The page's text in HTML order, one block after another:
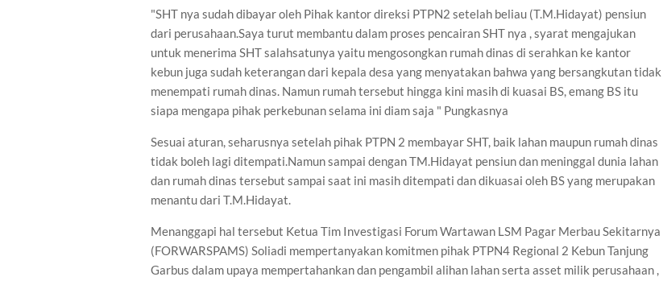
"SHT nya sudah dibayar oleh Pihak kantor direksi PTPN2 setelah beliau (T.M.Hidayat) pensiun
dari perusahaan.Saya turut membantu dalam proses pencairan SHT nya , syarat mengajukan
untuk menerima SHT salahsatunya yaitu mengosongkan rumah dinas di serahkan ke kantor
kebun juga sudah keterangan dari kepala desa yang menyatakan bahwa yang bersangkutan tidak
menempati rumah dinas. Namun rumah tersebut hingga kini masih di kuasai BS, emang BS itu
siapa mengapa pihak perkebunan selama ini diam saja " Pungkasnya
Sesuai aturan, seharusnya setelah pihak PTPN 2 membayar SHT, baik lahan maupun rumah dinas
tidak boleh lagi ditempati.Namun sampai dengan TM.Hidayat pensiun dan meninggal dunia lahan
dan rumah dinas tersebut sampai saat ini masih ditempati dan dikuasai oleh BS yang merupakan
menantu dari T.M.Hidayat.
Menanggapi hal tersebut Ketua Tim Investigasi Forum Wartawan LSM Pagar Merbau Sekitarnya
(FORWARSPAMS) Soliadi mempertanyakan komitmen pihak PTPN4 Regional 2 Kebun Tanjung
Garbus dalam upaya mempertahankan dan pengambil alihan lahan serta asset milik perusahaan ,